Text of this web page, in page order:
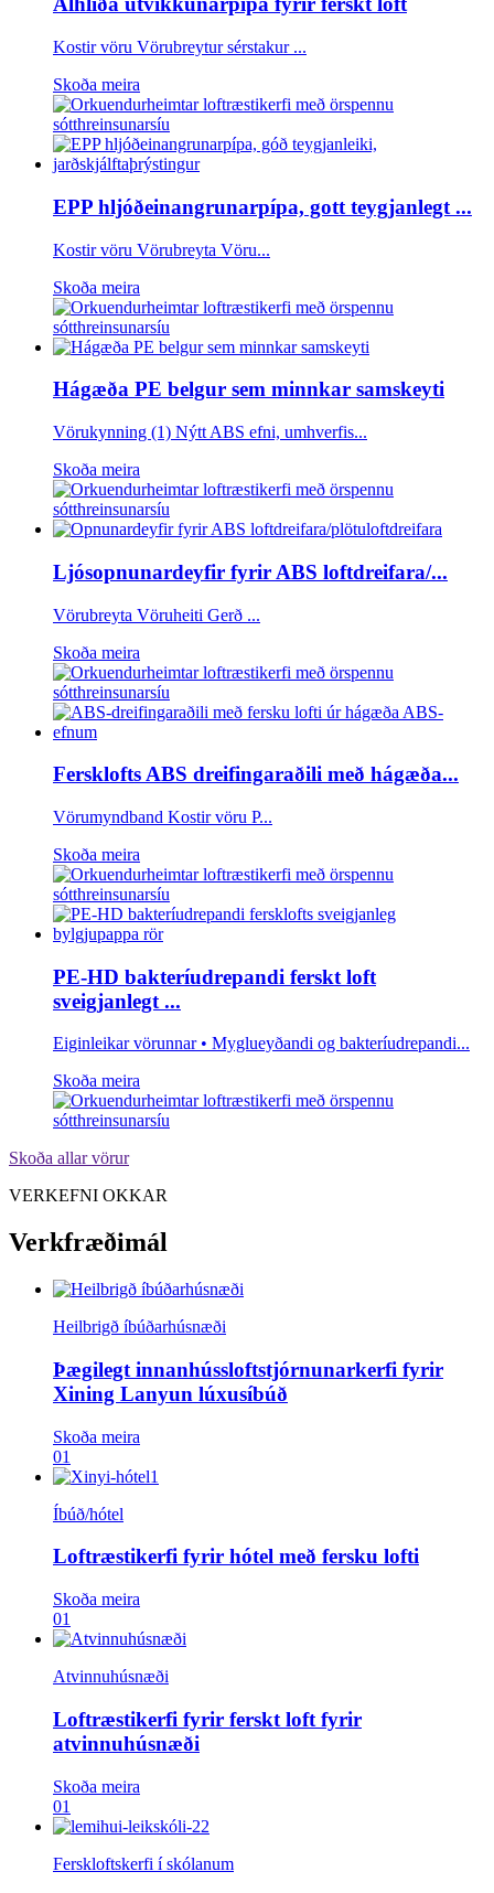
Kostir vöru Vörubreytur sérstakur ...
Skoða meira
EPP hljóðeinangrunarpípa, gott teygjanlegt ...
Kostir vöru Vörubreyta Vöru...
Skoða meira
Hágæða PE belgur sem minnkar samskeyti
Vörukynning (1) Nýtt ABS efni, umhverfis...
Skoða meira
Ljósopnunardeyfir fyrir ABS loftdreifara/...
Vörubreyta Vöruheiti Gerð ...
Skoða meira
Fersklofts ABS dreifingaraðili með hágæða...
Vörumyndband Kostir vöru P...
Skoða meira
PE-HD bakteríudrepandi ferskt loft
sveigjanlegt ...
Eiginleikar vörunnar • Myglueyðandi og bakteríudrepandi...
Skoða meira
Skoða allar vörur
VERKEFNI OKKAR
Verkfræðimál
Heilbrigð íbúðarhúsnæði
Þægilegt innanhússloftstjórnunarkerfi fyrir
Xining Lanyun lúxusíbúð
Skoða meira
01
Íbúð/hótel
Loftræstikerfi fyrir hótel með fersku lofti
Skoða meira
01
Atvinnuhúsnæði
Loftræstikerfi fyrir ferskt loft fyrir
atvinnuhúsnæði
Skoða meira
01
Ferskloftskerfi í skólanum